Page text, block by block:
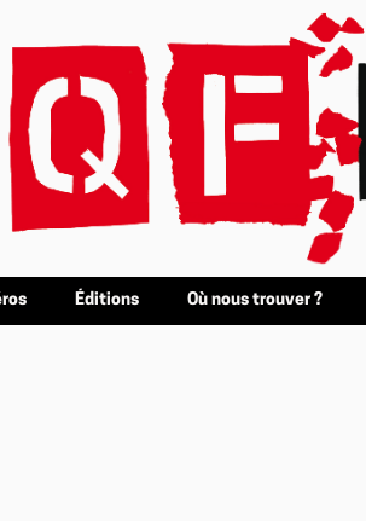
Éditions Où nous trouver ?